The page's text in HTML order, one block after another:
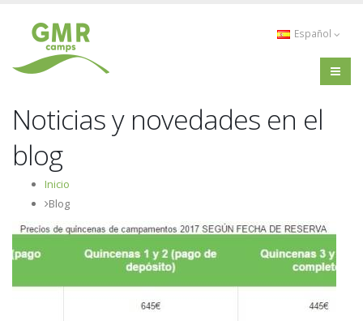
Español
Noticias y novedades en el
blog
Inicio
Blog